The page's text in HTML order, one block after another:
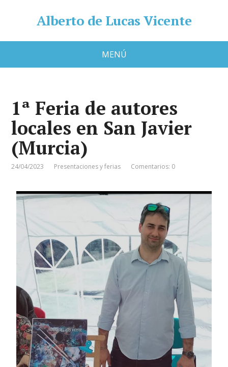
Alberto de Lucas Vicente
MENÚ
1ª Feria de autores
locales en San Javier
(Murcia)
24/04/2023 Presentaciones y ferias Comentarios: 0